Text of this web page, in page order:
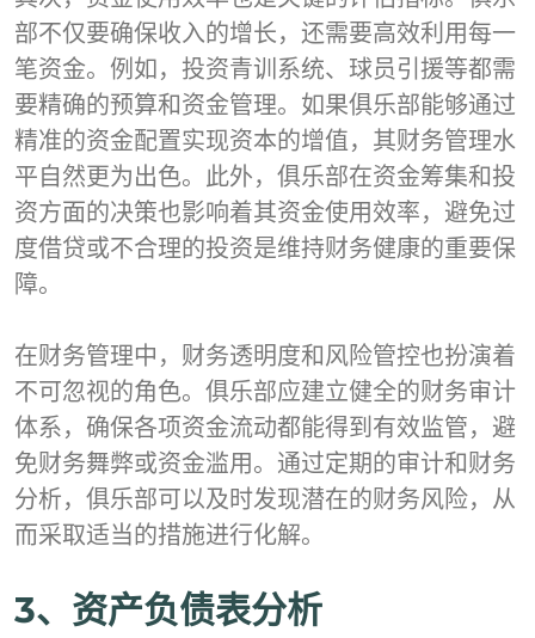
部不仅要确保收入的增长，还需要高效利用每一
笔资金。例如，投资青训系统、球员引援等都需
要精确的预算和资金管理。如果俱乐部能够通过
精准的资金配置实现资本的增值，其财务管理水
平自然更为出色。此外，俱乐部在资金筹集和投
资方面的决策也影响着其资金使用效率，避免过
度借贷或不合理的投资是维持财务健康的重要保
障。
在财务管理中，财务透明度和风险管控也扮演着
不可忽视的角色。俱乐部应建立健全的财务审计
体系，确保各项资金流动都能得到有效监管，避
免财务舞弊或资金滥用。通过定期的审计和财务
分析，俱乐部可以及时发现潜在的财务风险，从
而采取适当的措施进行化解。
3、资产负债表分析